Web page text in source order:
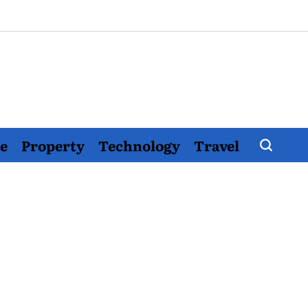
Property Technology Travel